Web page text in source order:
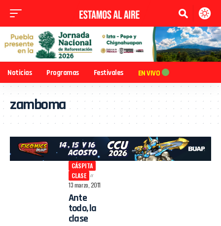
Noticias Programas Festivales EN VIVO
zamboma
CÁSPITA
CLASE
13 marzo, 2011
Ante
todo, la
clase